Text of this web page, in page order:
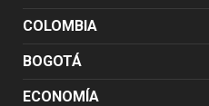
COLOMBIA
BOGOTÁ
ECONOMÍA